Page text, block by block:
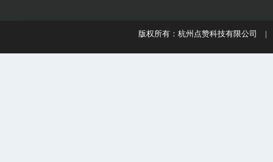
版权所有：杭州点赞科技有限公司